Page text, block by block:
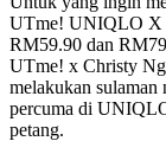
UTme! UNIQLO X
RM59.90 dan
UTme! x Christy Ng
melakukan sulaman
percuma di
petang.